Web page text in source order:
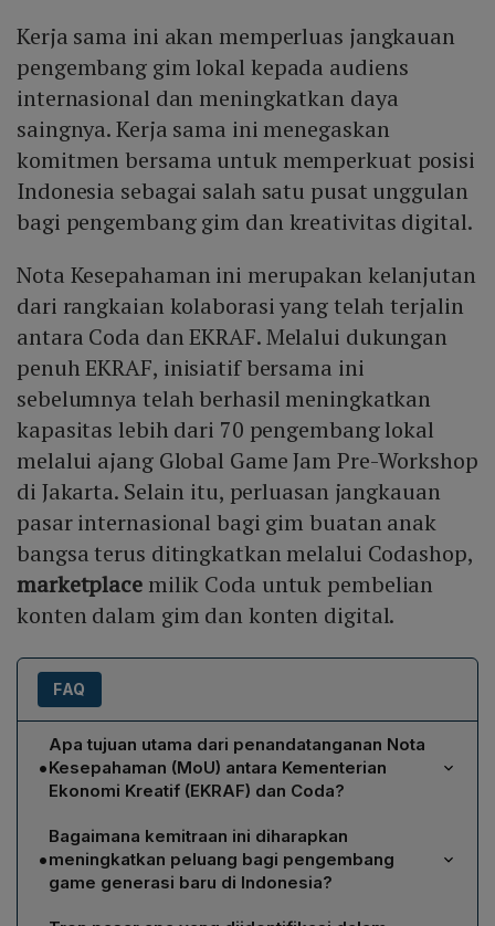
Kerja sama ini akan memperluas jangkauan
pengembang gim lokal kepada audiens
internasional dan meningkatkan daya
saingnya. Kerja sama ini menegaskan
komitmen bersama untuk memperkuat posisi
Indonesia sebagai salah satu pusat unggulan
bagi pengembang gim dan kreativitas digital.
Nota Kesepahaman ini merupakan kelanjutan
dari rangkaian kolaborasi yang telah terjalin
antara Coda dan EKRAF. Melalui dukungan
penuh EKRAF, inisiatif bersama ini
sebelumnya telah berhasil meningkatkan
kapasitas lebih dari 70 pengembang lokal
melalui ajang Global Game Jam Pre-Workshop
di Jakarta. Selain itu, perluasan jangkauan
pasar internasional bagi gim buatan anak
bangsa terus ditingkatkan melalui Codashop,
marketplacemilik Coda untuk pembelian
konten dalam gim dan konten digital.
FAQ
•
Apa tujuan utama dari penandatanganan Nota
Kesepahaman (MoU) antara Kementerian
Ekonomi Kreatif (EKRAF) dan Coda?
MoU tersebut bertujuan mempercepat pertumbuhan
ekosistem game Indonesia dengan membekali
pengembang lokal pada pengetahuan, perangkat
komersial, dan kapabilitas bisnis secara komprehensif,
•
Bagaimana kemitraan ini diharapkan
meningkatkan peluang bagi pengembang
game generasi baru di Indonesia?
Melalui akses ke infrastruktur, jejaring, dan peluang